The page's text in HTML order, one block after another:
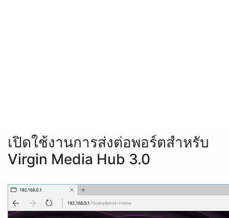
เปิดใช้งานการส่งต่อพอร์ตสำหรับ
Virgin Media Hub 3.0